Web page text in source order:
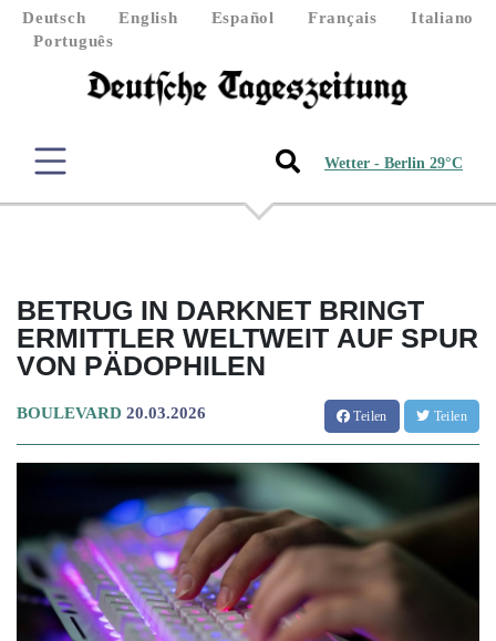
Deutsch English Español Français
Italiano
Português
Wetter - Berlin 29°C
BETRUG IN DARKNET BRINGT
ERMITTLER WELTWEIT AUF SPUR
VON PÄDOPHILEN
BOULEVARD 20.03.2026 Teilen Teilen